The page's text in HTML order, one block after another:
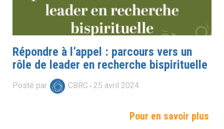
Répondre à l’appel : parcours vers un
rôle de leader en recherche bispirituelle
Posté par CBRC 25 avril 2024
Pour en savoir plus